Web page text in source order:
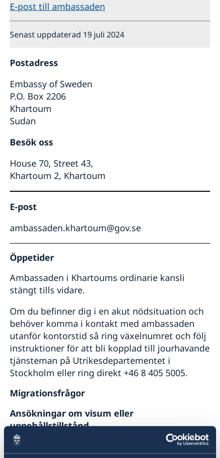
E-post till ambassaden
Senast uppdaterad 19 juli 2024
Postadress
Embassy of Sweden
P.O. Box 2206
Khartoum
Sudan
Besök oss
House 70, Street 43,
Khartoum 2, Khartoum
E-post
ambassaden.khartoum@gov.se
Öppetider
Ambassaden i Khartoums ordinarie kansli
stängt tills vidare.
Om du befinner dig i en akut nödsituation och
behöver komma i kontakt med ambassaden
utanför kontorstid så ring växelnumret och följ
instruktioner för att bli kopplad till jourhavande
tjänsteman på Utrikesdepartementet i
Stockholm eller ring direkt +46 8 405 5005.
Migrationsfrågor
Ansökningar om visum eller
uppehållstillstånd
Migrationsverket har på sin webbplats samlat
frågor och svar för dig som har ansökt eller ska